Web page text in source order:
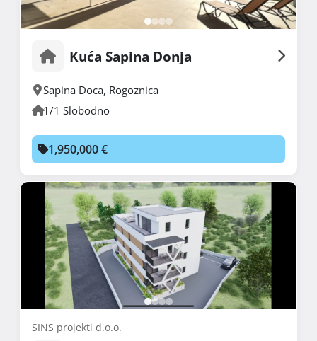
Kuća Sapina Donja
Sapina Doca, Rogoznica
1/1 Slobodno
1,950,000 €
SINS projekti d.o.o.